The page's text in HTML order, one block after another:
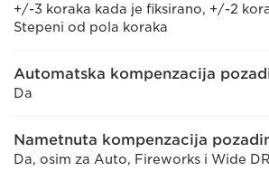
+/-3 koraka kada je fiksirano, +/-2
Stepeni od pola koraka
Automatska kompenzacija
Da
Nametnuta kompenzacija
Da, osim za Auto, Fireworks i Wide DR